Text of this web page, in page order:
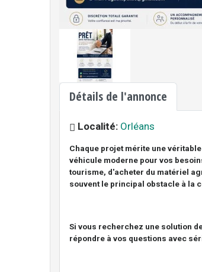
Détails de l'annonce
Localité: Orléans
Chaque projet mérite une
véhicule moderne pour vos
tourisme, d'acheter du matériel
souvent le principal obstacle à la
Si vous recherchez une solution
répondre à vos questions avec